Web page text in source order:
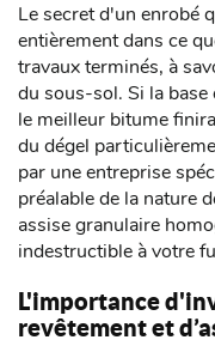
Le secret d'un enrobé
entièrement dans ce
travaux terminés, à
du sous-sol. Si la
le meilleur bitume
du dégel
par une entreprise
préalable de la nature
assise granulaire
indestructible à votre
L'importance
revêtement et